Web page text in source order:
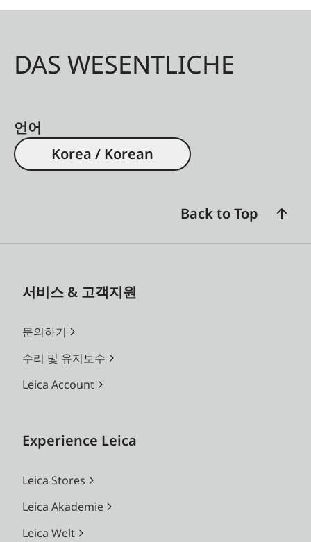
DAS WESENTLICHE
언어
Korea / Korean
Back to Top
서비스 & 고객지원
문의하기
수리 및 유지보수
Leica Account
Experience Leica
Leica Stores
Leica Akademie
Leica Welt